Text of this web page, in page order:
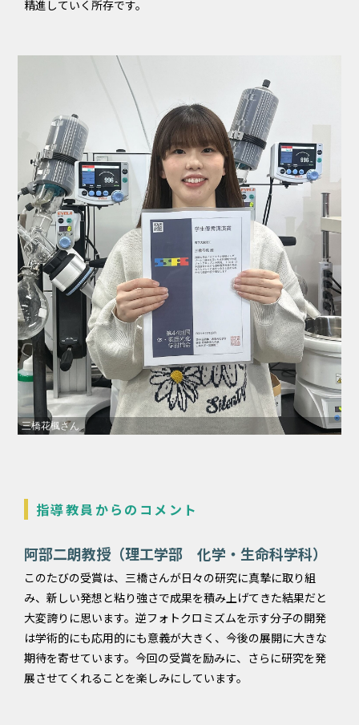
精進していく所存です。
三橋花楓さん
指導教員からのコメント
阿部二朗教授（理工学部 化学・生命科学科）
このたびの受賞は、三橋さんが日々の研究に真摯に取り組
み、新しい発想と粘り強さで成果を積み上げてきた結果だと
大変誇りに思います。逆フォトクロミズムを示す分子の開発
は学術的にも応用的にも意義が大きく、今後の展開に大きな
期待を寄せています。今回の受賞を励みに、さらに研究を発
展させてくれることを楽しみにしています。